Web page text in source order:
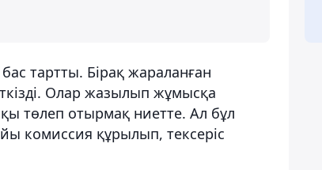
тартты. Бірақ жараланған
Олар жазылып жұмысқа
төлеп отырмақ ниетте. Ал бұл
комиссия құрылып, тексеріс